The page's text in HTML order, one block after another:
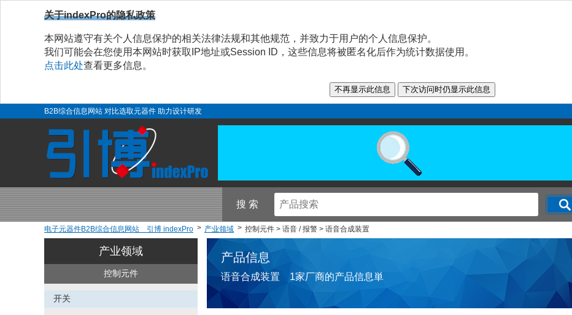
关于indexPro的隐私政策
本网站遵守有关个人信息保护的相关法律法规和其他规范，并致力于用户的个人信息保护。
我们可能会在您使用本网站时获取IP地址或Session ID，这些信息将被匿名化后作为统计数据使用。
点击此处查看更多信息。
B2B综合信息网站 对比选取元器件 助力设计研发
搜 索
电子元器件B2B综合信息网站 引博 indexPro 产业领域 控制元件 > 语音 / 报警 > 语音合成装置
产业领域
控制元件
开关
产品信息
语音合成装置 1家厂商的产品信息単